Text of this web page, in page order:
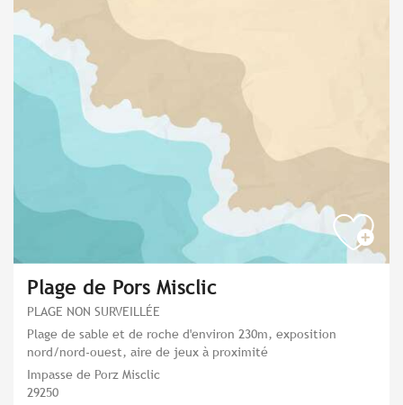
Plage de Pors Misclic
PLAGE NON SURVEILLÉE
Plage de sable et de roche d'environ 230m, exposition
nord/nord-ouest, aire de jeux à proximité
Impasse de Porz Misclic
29250